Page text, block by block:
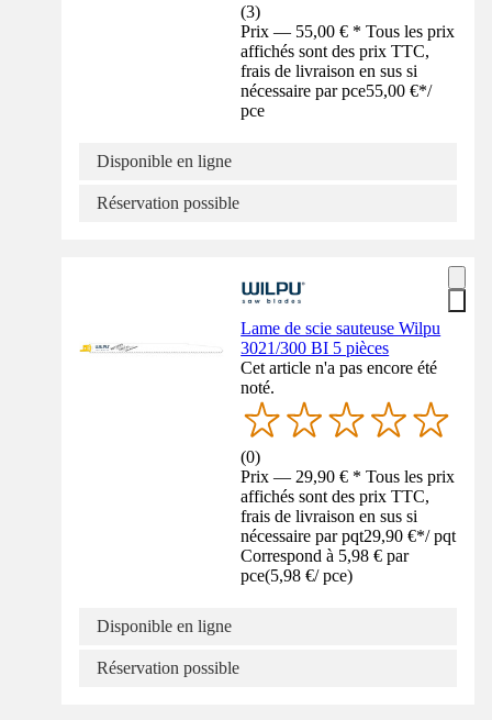
(3)
Prix — 55,00 € * Tous les prix
affichés sont des prix TTC,
frais de livraison en sus si
nécessaire par pce55,00 €*/
pce
Disponible en ligne
Réservation possible
Lame de scie sauteuse Wilpu
3021/300 BI 5 pièces
Cet article n'a pas encore été
noté.
(0)
Prix — 29,90 € * Tous les prix
affichés sont des prix TTC,
frais de livraison en sus si
nécessaire par pqt29,90 €*/ pqt
Correspond à 5,98 € par
pce(5,98 €/ pce)
Disponible en ligne
Réservation possible